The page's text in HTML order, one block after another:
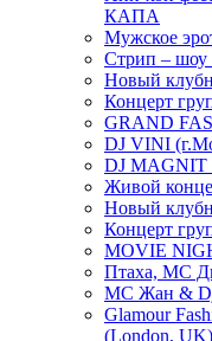
КАПА
Мужское
Стрип – шоу
Новый
Концерт
GRAND
DJ VINI
DJ MAGNIT
Живой
Новый
Концерт
MOVIE
Птаха, МС
МС Жан & Dj
Glamour
(London,